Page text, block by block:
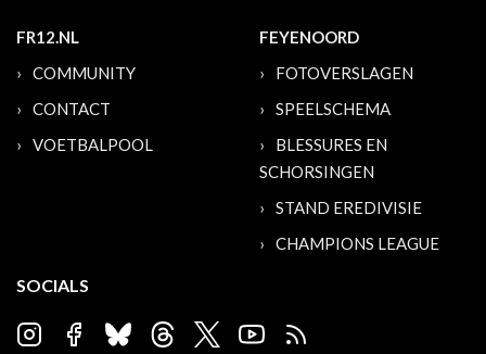
FR12.NL
COMMUNITY
CONTACT
VOETBALPOOL
FEYENOORD
FOTOVERSLAGEN
SPEELSCHEMA
BLESSURES EN
SCHORSINGEN
STAND EREDIVISIE
CHAMPIONS LEAGUE
SOCIALS